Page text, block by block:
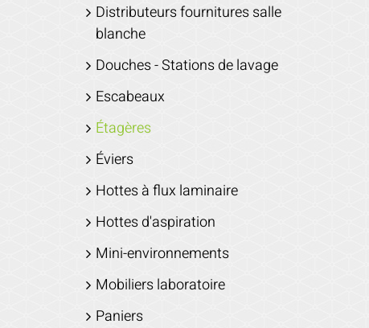
Distributeurs fournitures salle
blanche
Douches - Stations de lavage
Escabeaux
Étagères
Éviers
Hottes à flux laminaire
Hottes d'aspiration
Mini-environnements
Mobiliers laboratoire
Paniers